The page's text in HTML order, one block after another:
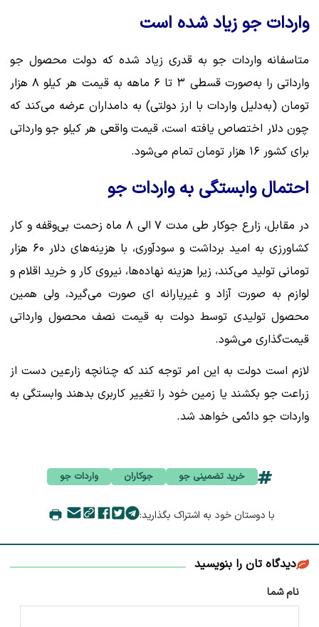
واردات جو زیاد شده است
متاسفانه واردات جو به قدری زیاد شده که دولت محصول جو
وارداتی را به‌صورت قسطی ۳ تا ۶ ماهه به قیمت هر کیلو ۸ هزار
تومان (به‌دلیل واردات با ارز دولتی) به دامداران عرضه می‌کند که
چون دلار اختصاص یافته است، قیمت واقعی هر کیلو جو وارداتی
برای کشور ۱۶ هزار تومان تمام می‌شود.
احتمال وابستگی به واردات جو
در مقابل، زارع جوکار طی مدت ۷ الی ۸ ماه زحمت بی‌وقفه و کار
کشاورزی به امید برداشت و سودآوری، با هزینه‌های دلار ۶۰ هزار
تومانی تولید می‌کند، زیرا هزینه نهاده‌ها، نیروی کار و خرید اقلام و
لوازم به صورت آزاد و غیریارانه ای صورت می‌گیرد، ولی همین
محصول تولیدی توسط دولت به قیمت نصف محصول وارداتی
قیمت‌گذاری می‌شود.
لازم است دولت به این امر توجه کند که چنانچه زارعین دست از
زراعت جو بکشند یا زمین خود را تغییر کاربری بدهند وابستگی به
واردات جو دائمی خواهد شد.
خرید تضمینی جو جوکاران واردات جو
با دوستان خود به اشتراک بگذارید:
دیدگاه تان را بنویسید
نام شما